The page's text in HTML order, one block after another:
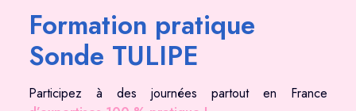
Formation pratique
Sonde TULIPE
Participez à des journées partout en France